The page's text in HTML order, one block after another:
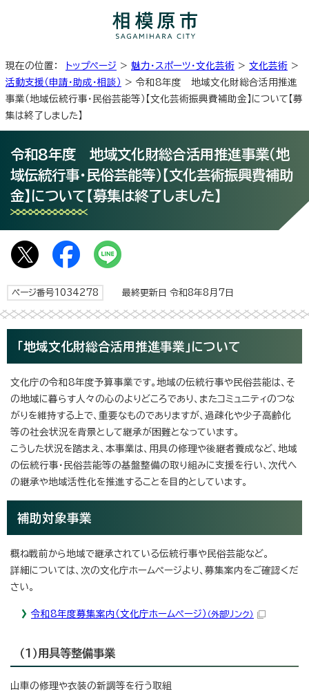
現在の位置： トップページ > 魅力・スポーツ・文化芸術 > 文化芸術 >
活動支援（申請・助成・相談） > 令和8年度 地域文化財総合活用推進
事業（地域伝統行事・民俗芸能等）【文化芸術振興費補助金】について【募
集は終了しました】
令和8年度 地域文化財総合活用推進事業（地
域伝統行事・民俗芸能等）【文化芸術振興費補助
金】について【募集は終了しました】
ページ番号1034278 最終更新日 令和8年8月7日
「地域文化財総合活用推進事業」について
文化庁の令和8年度予算事業です。地域の伝統行事や民俗芸能は、そ
の地域に暮らす人々の心のよりどころであり、またコミュニティのつな
がりを維持する上で、重要なものでありますが、過疎化や少子高齢化
等の社会状況を背景として継承が困難となっています。
こうした状況を踏まえ、本事業は、用具の修理や後継者養成など、地域
の伝統行事・民俗芸能等の基盤整備の取り組みに支援を行い、次代へ
の継承や地域活性化を推進することを目的としています。
補助対象事業
概ね戦前から地域で継承されている伝統行事や民俗芸能など。
詳細については、次の文化庁ホームページより、募集案内をご確認くだ
さい。
令和8年度募集案内（文化庁ホームページ） （外部リンク）
（1）用具等整備事業
山車の修理や衣装の新調等を行う取組